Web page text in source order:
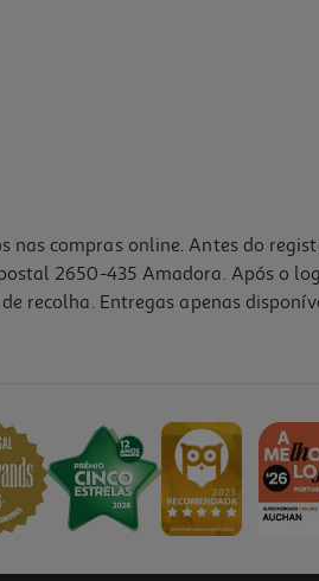
compras online. Antes do
2650-435 Amadora. Após o
recolha. Entregas apenas